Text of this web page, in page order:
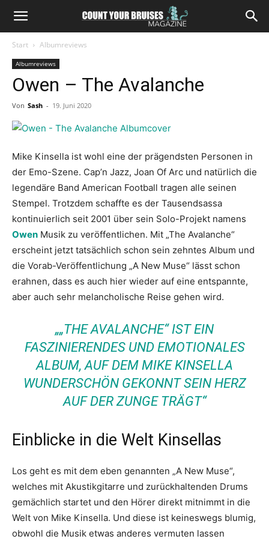
Start Albumreviews
Albumreviews
Owen – The Avalanche
Von Sash - 19. Juni 2020
Mike Kinsella ist wohl eine der prägendsten Personen in
der Emo-Szene. Cap’n Jazz, Joan Of Arc und natürlich die
legendäre Band American Football tragen alle seinen
Stempel. Trotzdem schaffte es der Tausendsassa
kontinuierlich seit 2001 über sein Solo-Projekt namens
Owen Musik zu veröffentlichen. Mit „The Avalanche“
erscheint jetzt tatsächlich schon sein zehntes Album und
die Vorab-Veröffentlichung „A New Muse“ lässt schon
erahnen, dass es auch hier wieder auf eine entspannte,
aber auch sehr melancholische Reise gehen wird.
„„THE AVALANCHE“ IST EIN
FASZINIERENDES UND EMOTIONALES
ALBUM, AUF DEM MIKE KINSELLA
WUNDERSCHÖN GEKONNT SEIN HERZ
AUF DER ZUNGE TRÄGT“
Einblicke in die Welt Kinsellas
Los geht es mit dem eben genannten „A New Muse“,
welches mit Akustikgitarre und zurückhaltenden Drums
gemächlich startet und den Hörer direkt mitnimmt in die
Welt von Mike Kinsella. Und diese ist keineswegs blumig,
obwohl die Musik etwas anderes vermuten lassen